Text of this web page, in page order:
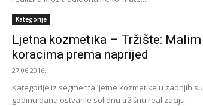
Kategorije
Ljetna kozmetika – Tržište: Malim
koracima prema naprijed
27.06.2016.
Kategorije iz segmenta ljetne kozmetike u zadnjih su
godinu dana ostvarile solidnu tržišnu realizaciju.